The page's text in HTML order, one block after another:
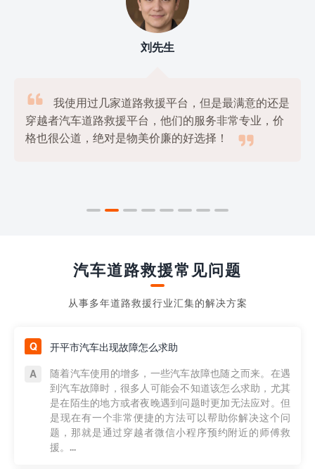
刘先生

我使用过几家道路救援平台，但是最满意的还是
穿越者汽车道路救援平台，他们的服务非常专业，价
格也很公道，绝对是物美价廉的好选择！

汽车道路救援常见问题
从事多年道路救援行业汇集的解决方案
开平市汽车出现故障怎么求助
随着汽车使用的增多，一些汽车故障也随之而来。在遇
到汽车故障时，很多人可能会不知道该怎么求助，尤其
是在陌生的地方或者夜晚遇到问题时更加无法应对。但
是现在有一个非常便捷的方法可以帮助你解决这个问
题，那就是通过穿越者微信小程序预约附近的师傅救
援。...